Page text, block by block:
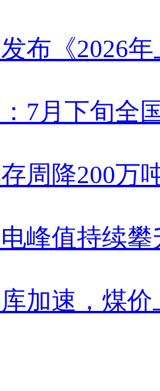
布《2026
7月下旬全
周降200万
峰值持续
加速，煤